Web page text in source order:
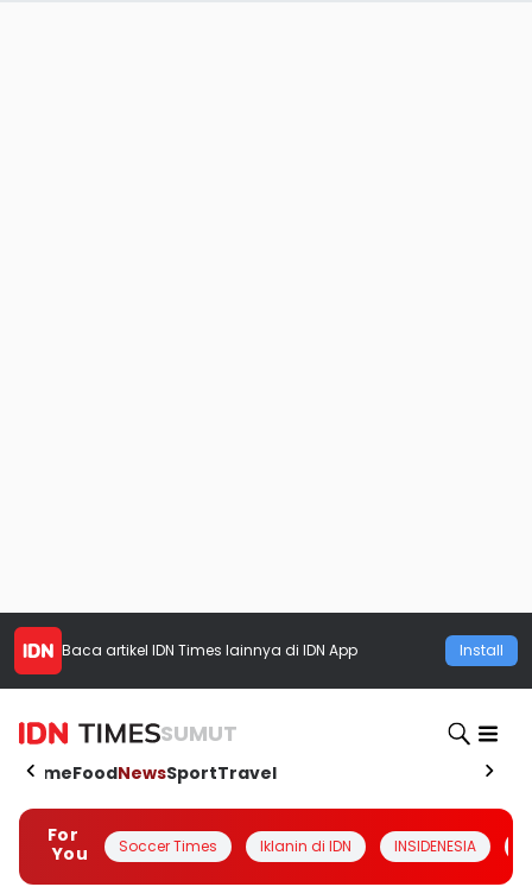
Baca artikel IDN Times lainnya di IDN App Install
SUMUT
HomeFoodNewsSportTravel
For
You
Soccer Times Iklanin di IDN INSIDENESIA